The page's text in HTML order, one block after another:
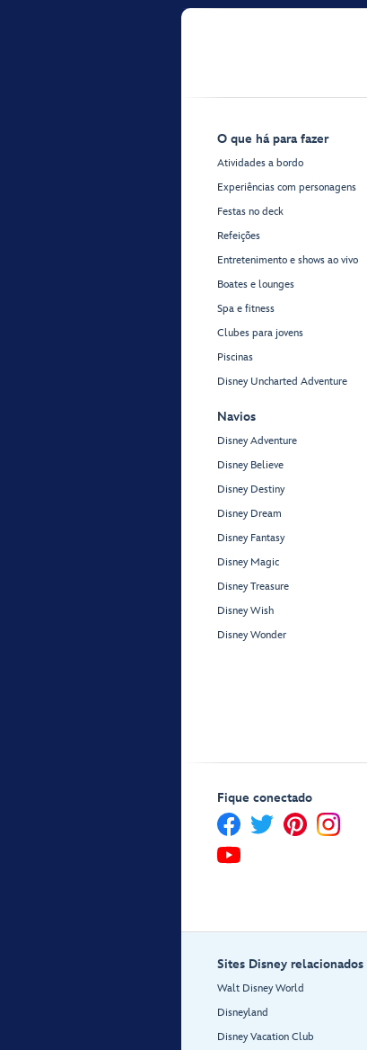
O que há para fazer
Atividades a bordo
Experiências com personagens
Festas no deck
Refeições
Entretenimento e shows ao vivo
Boates e lounges
Spa e fitness
Clubes para jovens
Piscinas
Disney Uncharted Adventure
Navios
Disney Adventure
Disney Believe
Disney Destiny
Disney Dream
Disney Fantasy
Disney Magic
Disney Treasure
Disney Wish
Disney Wonder
Fique conectado
Sites Disney relacionados
Walt Disney World
Disneyland
Disney Vacation Club